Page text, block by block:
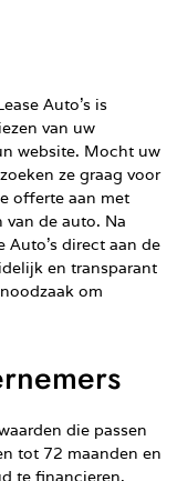
Auto’s is
van uw
website. Mocht uw
ze graag voor
offerte aan met
van de auto. Na
Auto’s direct aan de
en transparant
om
die passen
tot 72 maanden en
te financieren,